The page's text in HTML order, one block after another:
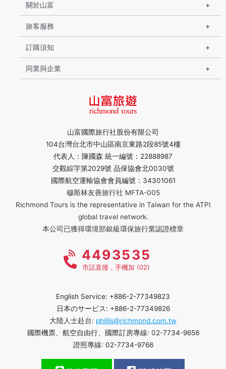
山富國際旅行社股份有限公司
104台灣台北市中山區南京東路2段85號4樓
代表人：陳國森 統一編號：22888987
交觀綜字第2029號 品保協會北0030號
國際航空運輸協會會員編號：34301061
穆斯林友善旅行社 MFTA-005
Richmond Tours is the representative in Taiwan for the ATPI
global travel network.
本公司已獲得環境部銀級環保旅行業認證標章
關於山富
旅客服務
訂購須知
同業與企業
4493535
市話直撥，手機加 (02)
English Service: +886-2-77349823
日本のサービス: +886-2-77349826
大陸人士赴台: phillis@richmond.com.tw
國際機票、航空自由行、國際訂房專線: 02-7734-9656
證照專線: 02-7734-9766